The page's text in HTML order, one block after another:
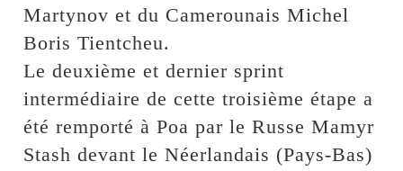
Martynov et du Camerounais Michel
Boris Tientcheu.
Le deuxième et dernier sprint
intermédiaire de cette troisième étape a
été remporté à Poa par le Russe Mamyr
Stash devant le Néerlandais (Pays-Bas)